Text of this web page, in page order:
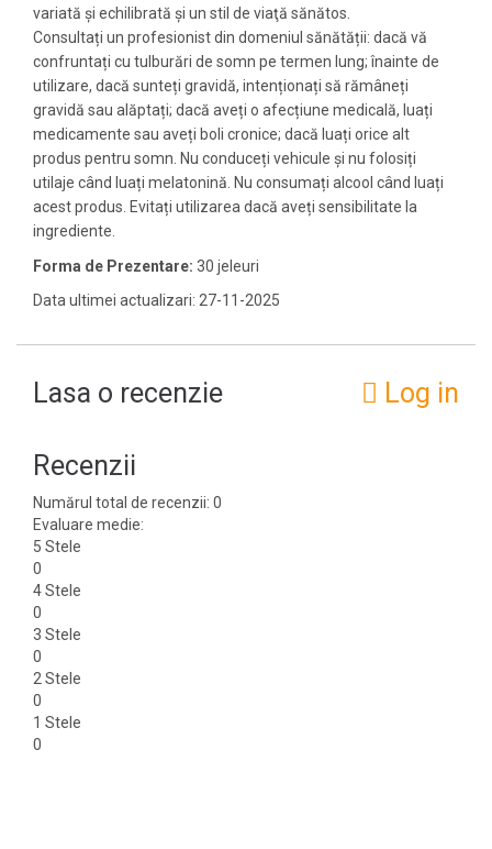
variată şi echilibrată şi un stil de viaţă sănătos.
Consultați un profesionist din domeniul sănătății: dacă vă
confruntați cu tulburări de somn pe termen lung; înainte de
utilizare, dacă sunteți gravidă, intenționați să rămâneți
gravidă sau alăptați; dacă aveți o afecțiune medicală, luați
medicamente sau aveți boli cronice; dacă luați orice alt
produs pentru somn. Nu conduceți vehicule și nu folosiți
utilaje când luați melatonină. Nu consumați alcool când luați
acest produs. Evitați utilizarea dacă aveți sensibilitate la
ingrediente.
Forma de Prezentare: 30 jeleuri
Data ultimei actualizari: 27-11-2025
Lasa o recenzie Log in
Recenzii
Numărul total de recenzii: 0
Evaluare medie:
5 Stele
0
4 Stele
0
3 Stele
0
2 Stele
0
1 Stele
0